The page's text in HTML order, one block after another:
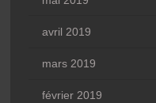
avril 2019
mars 2019
février 2019